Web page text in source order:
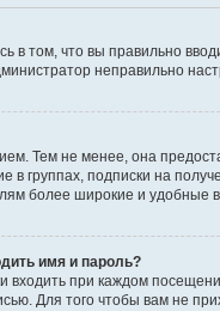
в том, что вы правильно
неправильно
Тем не менее, она
в группах, подписки на
более широкие и
имя и пароль?
входить при каждом
Для того чтобы вам не